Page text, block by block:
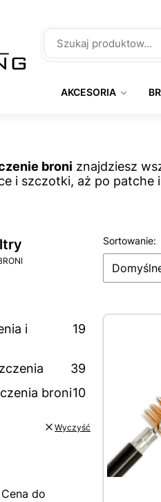
AKCESORIA
broni znajdziesz
i szczotki, aż po patche
i
19
39
broni10
Wyczyść
Cena do
Lista
Sortowanie: